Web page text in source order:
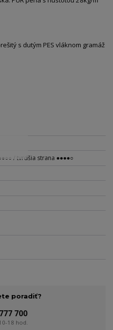
s dutým PES vláknom gramáž
/ tvrdšia strana ●●●●○
poradiť?
700
18 hod.